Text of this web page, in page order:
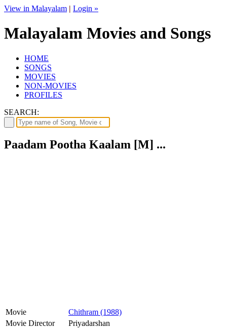
View in Malayalam | Login »
Malayalam Movies and Songs
HOME
SONGS
MOVIES
NON-MOVIES
PROFILES
SEARCH:
Paadam Pootha Kaalam [M] ...
Movie
Chithram (1988)
Movie Director
Priyadarshan